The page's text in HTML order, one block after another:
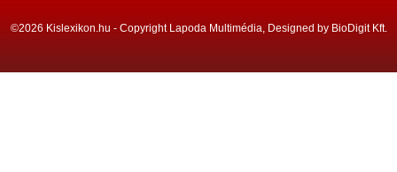
©2026 Kislexikon.hu - Copyright Lapoda Multimédia, Designed by BioDigit Kft.